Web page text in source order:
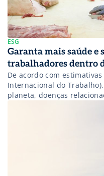
ESG
Garanta mais saúde e
trabalhadores dentro
De acordo com
Internacional do
planeta, doenças
2,3 milhões de
que tem nos frigoríficos
apontam que essas